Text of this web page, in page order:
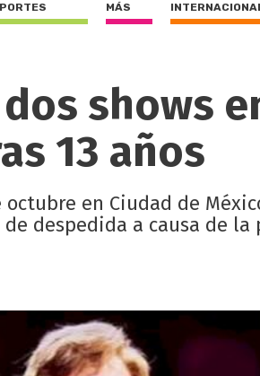
MÁS
shows
13 años
en Ciudad de
despedida a causa de la